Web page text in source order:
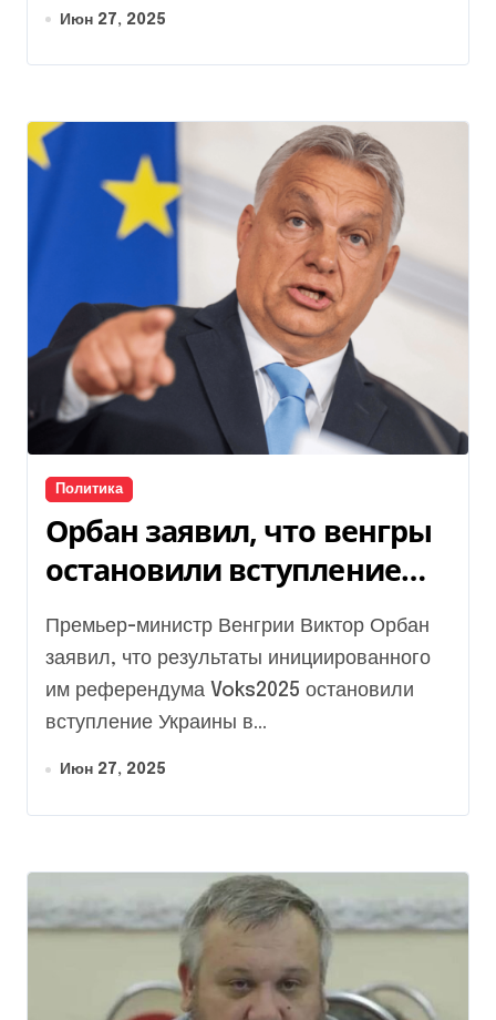
Июн 27, 2025
Политика
Орбан заявил, что венгры
остановили вступление
Украины в ЕС
Премьер-министр Венгрии Виктор Орбан
заявил, что результаты инициированного
им референдума Voks2025 остановили
вступление Украины в...
Июн 27, 2025